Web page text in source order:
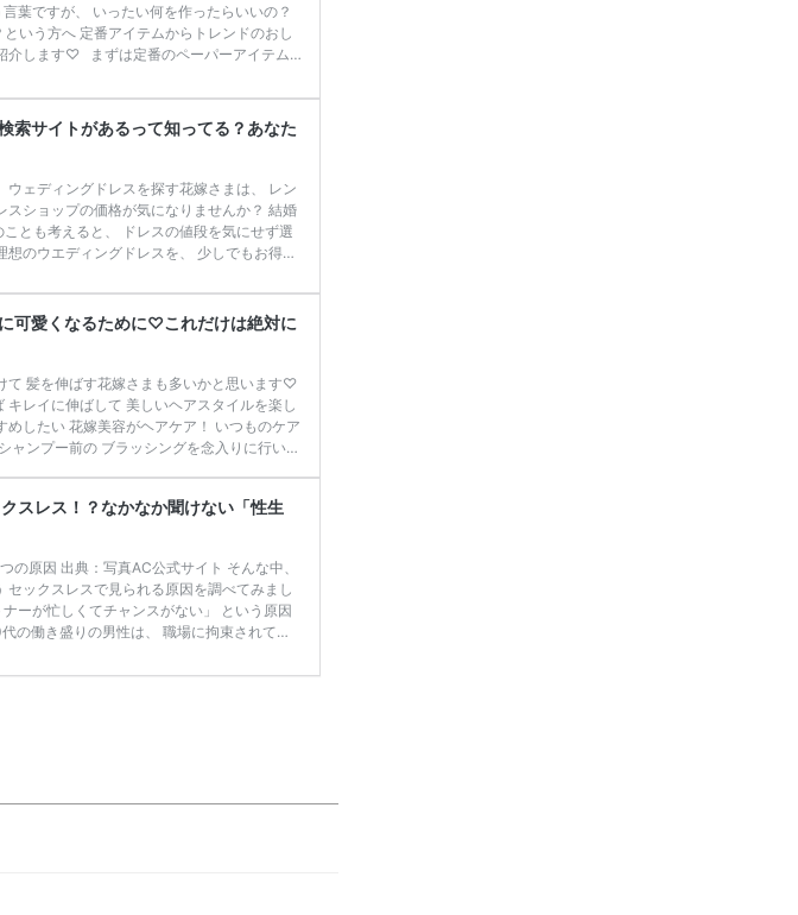
葉ですが、 いったい何を作ったらいいの？
いう方へ 定番アイテムからトレンドのおし
介します♡ まずは定番のペーパーアイテム
やオリジナリティを 出していくために、トラ
テーマに合わせて、ペーパーアイテムの カ
と、 一気にオシャレ感度アップ♡ 招待 […]続
索サイトがあるって知ってる？あなた
ウェディングドレスを探す花嫁さまは、 レン
スショップの価格が気になりませんか？ 結婚
とも考えると、 ドレスの値段を気にせず選
のウエディングドレスを、 少しでもお得に
るポイントをご紹介します。 悩むウェディ
の相場と節約できる方法って？結婚式準備
備の♡裏ワザ5選 理想の結婚式を夢見る瞬
、 […]
可愛くなるために♡これだけは絶対に
て 髪を伸ばす花嫁さまも多いかと思います♡
レイに伸ばして 美しいヘアスタイルを楽し
めしたい 花嫁美容がヘアケア！ いつものケア
ャンプー前の ブラッシングを念入りに行い、
さないタイプの トリートメントを付けてか
ます！ 特に冬場はお肌と同じで 髪も乾燥し
スレス！？なかなか聞けない「性生
の原因 出典：写真AC公式サイト そんな中、
セックスレスで見られる原因を調べてみまし
ーが忙しくてチャンスがない」 という原因
の働き盛りの男性は、 職場に拘束されてい
おさらですよね！ しかし、そんな彼の気持ち